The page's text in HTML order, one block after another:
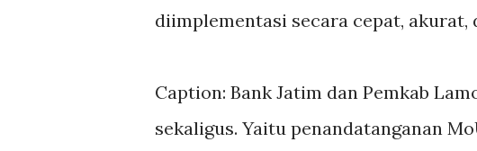
diimplementasi secara cepat, akurat,
Caption: Bank Jatim dan Pemkab
sekaligus. Yaitu penandatanganan